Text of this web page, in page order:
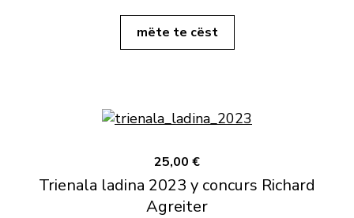
mëte te cëst
25,00 €
Trienala ladina 2023 y concurs Richard
Agreiter